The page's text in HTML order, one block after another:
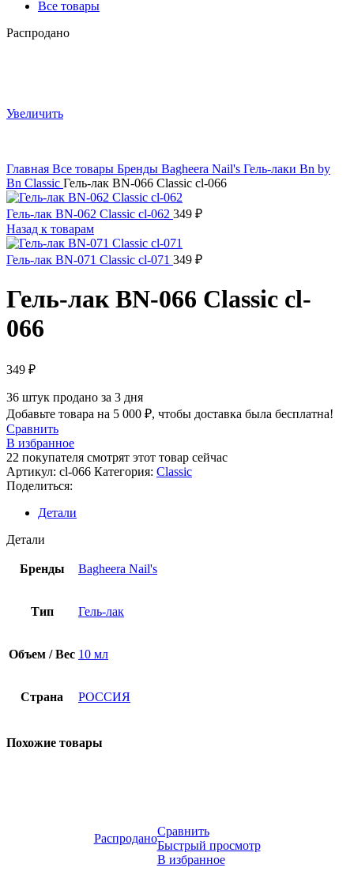
Все товары
Распродано
Увеличить
Главная Все товары Бренды Bagheera Nail's Гель-лаки Bn by
Bn Classic Гель-лак BN-066 Classic cl-066
Гель-лак BN-062 Classic cl-062 349 ₽
Назад к товарам
Гель-лак BN-071 Classic cl-071 349 ₽
Гель-лак BN-066 Classic cl-
066
349 ₽
36 штук продано за 3 дня
Добавьте товара на 5 000 ₽, чтобы доставка была бесплатна!
Сравнить
В избранное
22 покупателя смотрят этот товар сейчас
Артикул: cl-066 Категория: Classic
Поделиться:
Детали
Детали
Бренды Bagheera Nail's
Тип Гель-лак
Объем / Вес 10 мл
Страна РОССИЯ
Похожие товары
Распродано
Сравнить
Быстрый просмотр
В избранное